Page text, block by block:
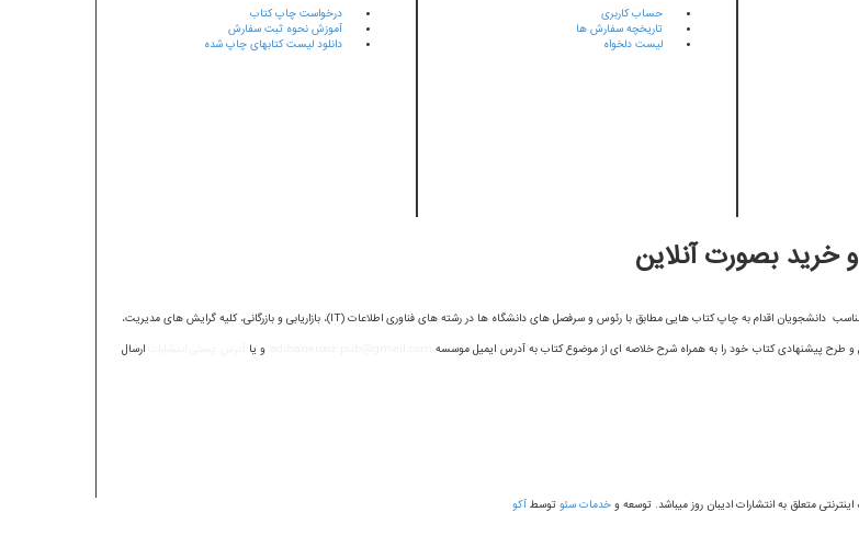
حساب کاربری
تاریخچه سفارش ها
لیست دلخواه
درخواست چاپ کتاب
آموزش نحوه ثبت سفارش
دانلود لیست کتابهای چاپ شده
و خرید بصورت آنلاین
دانشجویان اقدام به چاپ کتاب هایی مطابق با رئوس و سرفصل های دانشگاه ها در رشته های فناوری اطلاعات (IT)، بازاریابی و بازرگانی، کلیه گرایش های مدیریت،
و طرح پیشنهادی کتاب خود را به همراه شرح خلاصه ای از موضوع کتاب به آدرس ایمیل موسسه
و یا
ارسال
متعلق به انتشارات ادیبان روز میباشد. توسعه وخدمات سئوتوسطآکو